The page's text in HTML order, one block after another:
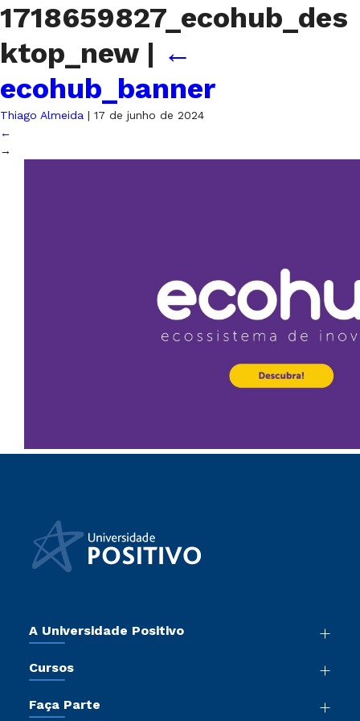
1718659827_ecohub_des
ktop_new | ←
ecohub_banner
Thiago Almeida | 17 de junho de 2024
←
→
A Universidade Positivo
Sala de Imprensa
Cursos
Pós-Graduação
Faça Parte